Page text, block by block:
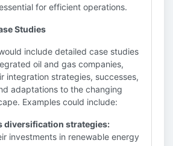
for efficient operations.
Studies
include detailed case studies
oil and gas companies,
integration strategies, successes,
adaptations to the changing
Examples could include:
diversification strategies:
investments in renewable energy